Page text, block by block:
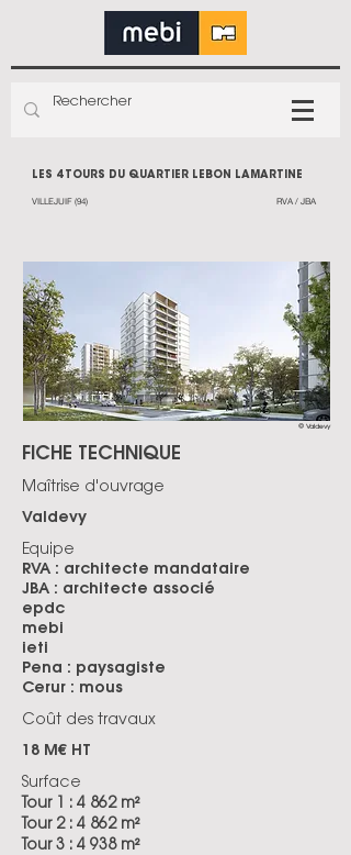
LES 4 TOURS DU QUARTIER LEBON LAMARTINE
VILLEJUIF (94) RVA / JBA
© Valdevy
FICHE TECHNIQUE
Maîtrise d'ouvrage
Valdevy
Equipe
RVA : architecte mandataire
JBA : architecte associé
epdc
mebi
ieti
Pena : paysagiste
Cerur : mous
Coût des travaux
18 M€ HT
Surface
Tour 1 : 4 862 m²
Tour 2 : 4 862 m²
Tour 3 : 4 938 m²